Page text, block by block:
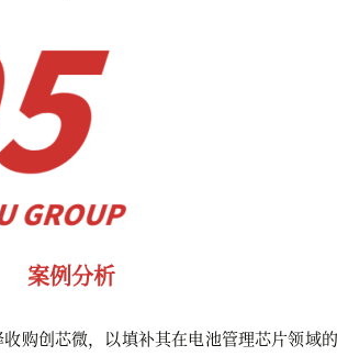
案例分析
创芯微，以填补其在电池管理芯片领域